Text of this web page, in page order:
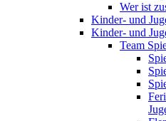
Wer ist
Kinder- und
Kinder- und
Team